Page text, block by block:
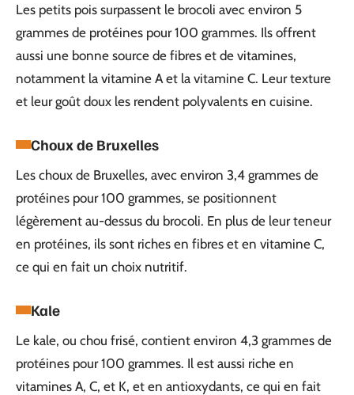
Les petits pois surpassent le brocoli avec environ 5
grammes de protéines pour 100 grammes. Ils offrent
aussi une bonne source de fibres et de vitamines,
notamment la vitamine A et la vitamine C. Leur texture
et leur goût doux les rendent polyvalents en cuisine.
Choux de Bruxelles
Les choux de Bruxelles, avec environ 3,4 grammes de
protéines pour 100 grammes, se positionnent
légèrement au-dessus du brocoli. En plus de leur teneur
en protéines, ils sont riches en fibres et en vitamine C,
ce qui en fait un choix nutritif.
Kale
Le kale, ou chou frisé, contient environ 4,3 grammes de
protéines pour 100 grammes. Il est aussi riche en
vitamines A, C, et K, et en antioxydants, ce qui en fait